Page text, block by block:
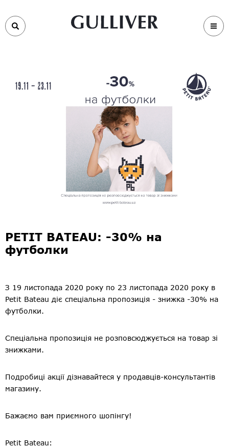
PETIT BATEAU: -30% на
футболки
З 19 листопада 2020 року по 23 листопада 2020 року в
Petit Bateau діє спеціальна пропозиція - знижка -30% на
футболки.
Спеціальна пропозиція не розповсюджується на товар зі
знижками.
Подробиці акції дізнавайтеся у продавців-консультантів
магазину.
Бажаємо вам приємного шопінгу!
Petit Bateau: